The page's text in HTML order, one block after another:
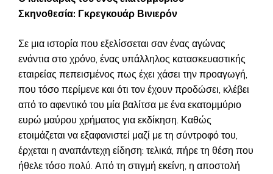
Σκηνοθεσία: Γκρεγκουάρ Βινιερόν
Σε μια ιστορία που εξελίσσεται σαν ένας αγώνας
ενάντια στο χρόνο, ένας υπάλληλος κατασκευαστικής
εταιρείας πεπεισμένος πως έχει χάσει την προαγωγή,
που τόσο περίμενε και ότι τον έχουν προδώσει, κλέβει
από το αφεντικό του μία βαλίτσα με ένα εκατομμύριο
ευρώ μαύρου χρήματος για εκδίκηση. Καθώς
ετοιμάζεται να εξαφανιστεί μαζί με τη σύντροφό του,
έρχεται η αναπάντεχη είδηση: τελικά, πήρε τη θέση που
ήθελε τόσο πολύ. Από τη στιγμή εκείνη, η αποστολή